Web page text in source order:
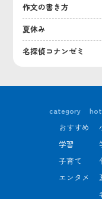
作文の書き方
夏休み
名探偵コナンゼミ
category
おすすめ
学習
子育て
エンタメ